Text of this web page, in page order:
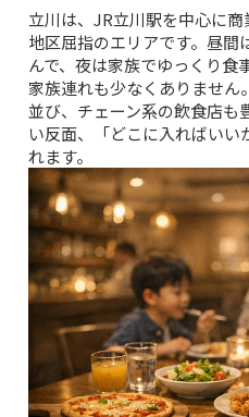
立川は、JR立川駅を中心に
地区屈指のエリアです。昼間
んで、夜は家族でゆっくり食
家族連れも少なくありませ
並び、チェーン系の飲食店も
い反面、「どこに入ればい
れます。